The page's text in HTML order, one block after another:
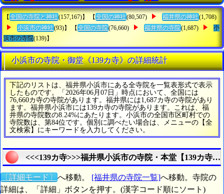
【 全国の寺院と神社(157,167)】 【 全国の神社(80,507) 福井県の神社(1,708)
小浜市の神社(93)】 【 全国の寺院(76,660) 福井県の寺院(1,687)
小
浜市の寺院(139)】
小浜市の寺院・御堂《139カ寺》の詳細統計
下記のリストは、福井県小浜市にある全寺院を一覧表形式で表示
したものです。「2026年06月07日」時点において、全国には
76,660カ寺の寺院があります。福井県には1,687カ寺の寺院があり
ます。福井県小浜市には139カ寺の寺院があります。これは、福
井県の寺院数の8.24%にあたります。小浜市の全国市区町村での
寺院数は、第84位です。個別に調べたい場合は、メニューの【全
文検索】にキーワードを入力してください。
<<<139カ寺>>>福井県小浜市の寺院・本堂【139カ寺】
〔詳細モード〕 へ移動。 [福井県の寺院一覧]へ移動。寺院の
詳細は、「詳細」ボタンを押す。(漢字コード順にソート)